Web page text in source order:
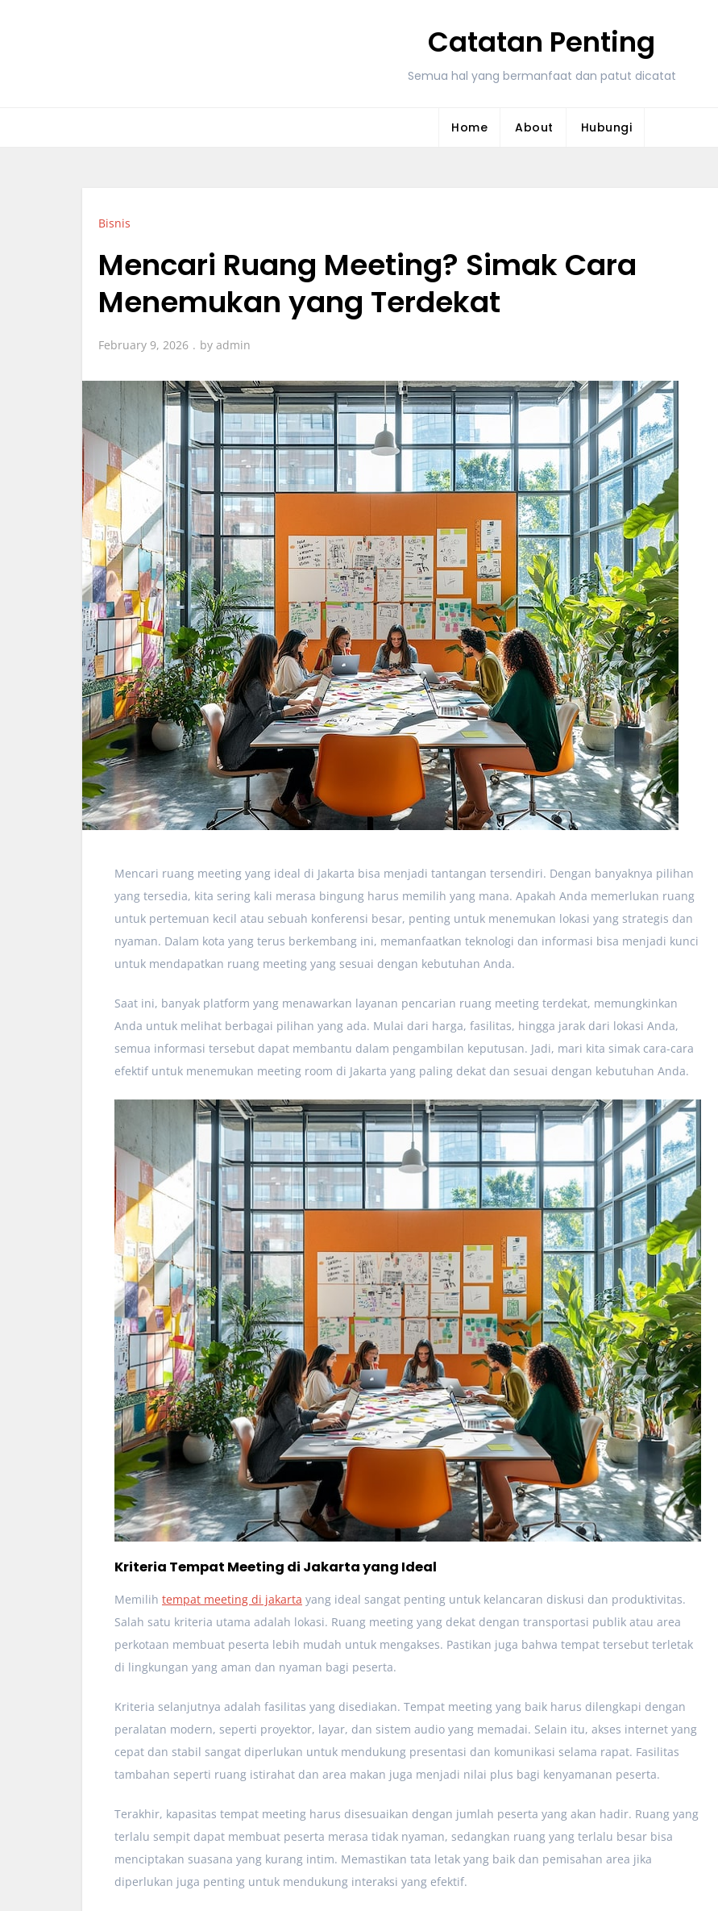
Catatan Penting
Semua hal yang bermanfaat dan patut dicatat
Home About Hubungi
Bisnis
Mencari Ruang Meeting? Simak Cara
Menemukan yang Terdekat
February 9, 2026 by admin
Mencari ruang meeting yang ideal di Jakarta bisa menjadi tantangan tersendiri. Dengan banyaknya pilihan
yang tersedia, kita sering kali merasa bingung harus memilih yang mana. Apakah Anda memerlukan ruang
untuk pertemuan kecil atau sebuah konferensi besar, penting untuk menemukan lokasi yang strategis dan
nyaman. Dalam kota yang terus berkembang ini, memanfaatkan teknologi dan informasi bisa menjadi kunci
untuk mendapatkan ruang meeting yang sesuai dengan kebutuhan Anda.
Saat ini, banyak platform yang menawarkan layanan pencarian ruang meeting terdekat, memungkinkan
Anda untuk melihat berbagai pilihan yang ada. Mulai dari harga, fasilitas, hingga jarak dari lokasi Anda,
semua informasi tersebut dapat membantu dalam pengambilan keputusan. Jadi, mari kita simak cara-cara
efektif untuk menemukan meeting room di Jakarta yang paling dekat dan sesuai dengan kebutuhan Anda.
Kriteria Tempat Meeting di Jakarta yang Ideal
Memilih tempat meeting di jakarta yang ideal sangat penting untuk kelancaran diskusi dan produktivitas.
Salah satu kriteria utama adalah lokasi. Ruang meeting yang dekat dengan transportasi publik atau area
perkotaan membuat peserta lebih mudah untuk mengakses. Pastikan juga bahwa tempat tersebut terletak
di lingkungan yang aman dan nyaman bagi peserta.
Kriteria selanjutnya adalah fasilitas yang disediakan. Tempat meeting yang baik harus dilengkapi dengan
peralatan modern, seperti proyektor, layar, dan sistem audio yang memadai. Selain itu, akses internet yang
cepat dan stabil sangat diperlukan untuk mendukung presentasi dan komunikasi selama rapat. Fasilitas
tambahan seperti ruang istirahat dan area makan juga menjadi nilai plus bagi kenyamanan peserta.
Terakhir, kapasitas tempat meeting harus disesuaikan dengan jumlah peserta yang akan hadir. Ruang yang
terlalu sempit dapat membuat peserta merasa tidak nyaman, sedangkan ruang yang terlalu besar bisa
menciptakan suasana yang kurang intim. Memastikan tata letak yang baik dan pemisahan area jika
diperlukan juga penting untuk mendukung interaksi yang efektif.